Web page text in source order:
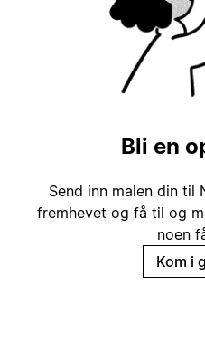
Bli en
Send inn malen din til
fremhevet og få til og
noen
Kom i